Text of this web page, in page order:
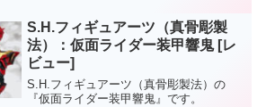
っては好き嫌いがあるプロポーションか
と思いますが、...
S.H.フィギュアーツ（真骨彫製
法）：仮面ライダー装甲響鬼 [レ
ビュー]
S.H.フィギュアーツ（真骨彫製法）の
『仮面ライダー装甲響鬼』です。